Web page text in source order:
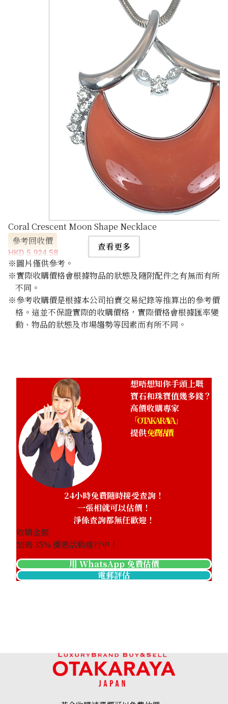
Coral Crescent Moon Shape Necklace
參考回收價
HKD 5,924.58
查看更多
※圖片僅供參考。
※實際收購價格會根據物品的狀態及隨附配件之有無而有所
不同。
※參考收購價是根據本公司拍賣交易紀錄等推算出的參考價
格。這並不保證實際的收購價格，實際價格會根據匯率變
動、物品的狀態及市場趨勢等因素而有所不同。
想唔想知你手頭上嘅
寶石和珠寶值幾多錢？
高價收購專家
「OTAKARAYA」
提供免費估價
24小時免費隨時接受查詢！
一張相就可以估價！
淨係查詢都無任歡迎！
收購金額
加碼35% 優惠活動進行中！
用 WhatsApp 免費估價
電郵評估